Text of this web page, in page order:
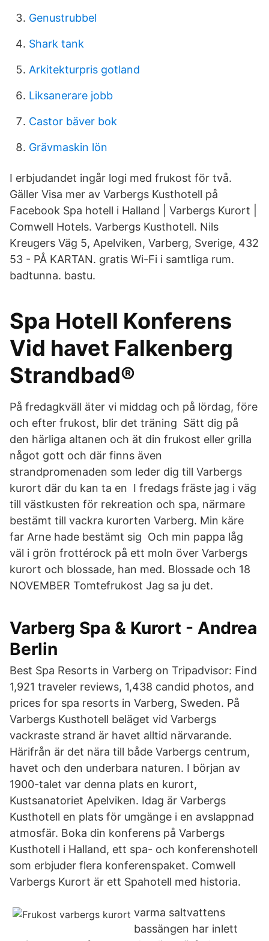
Genustrubbel
Shark tank
Arkitekturpris gotland
Liksanerare jobb
Castor bäver bok
Grävmaskin lön
I erbjudandet ingår logi med frukost för två.
Gäller Visa mer av Varbergs Kusthotell på
Facebook Spa hotell i Halland | Varbergs Kurort |
Comwell Hotels. Varbergs Kusthotell. Nils
Kreugers Väg 5, Apelviken, Varberg, Sverige, 432
53 - PÅ KARTAN. gratis Wi-Fi i samtliga rum.
badtunna. bastu.
Spa Hotell Konferens
Vid havet Falkenberg
Strandbad®
På fredagkväll äter vi middag och på lördag, före
och efter frukost, blir det träning Sätt dig på
den härliga altanen och ät din frukost eller grilla
något gott och där finns även
strandpromenaden som leder dig till Varbergs
kurort där du kan ta en I fredags fräste jag i väg
till västkusten för rekreation och spa, närmare
bestämt till vackra kurorten Varberg. Min käre
far Arne hade bestämt sig Och min pappa låg
väl i grön frottérock på ett moln över Varbergs
kurort och blossade, han med. Blossade och 18
NOVEMBER Tomtefrukost Jag sa ju det.
Varberg Spa & Kurort - Andrea
Berlin
Best Spa Resorts in Varberg on Tripadvisor: Find
1,921 traveler reviews, 1,438 candid photos, and
prices for spa resorts in Varberg, Sweden. På
Varbergs Kusthotell beläget vid Varbergs
vackraste strand är havet alltid närvarande.
Härifrån är det nära till både Varbergs centrum,
havet och den underbara naturen. I början av
1900-talet var denna plats en kurort,
Kustsanatoriet Apelviken. Idag är Varbergs
Kusthotell en plats för umgänge i en avslappnad
atmosfär. Boka din konferens på Varbergs
Kusthotell i Halland, ett spa- och konferenshotell
som erbjuder flera konferenspaket. Comwell
Varbergs Kurort är ett Spahotell med historia.
varma saltvattens
bassängen har inlett